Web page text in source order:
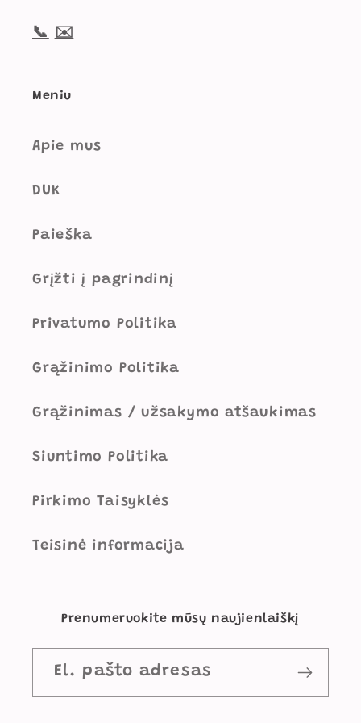
📞 ✉️
Meniu
Apie mus
DUK
Paieška
Grįžti į pagrindinį
Privatumo Politika
Grąžinimo Politika
Grąžinimas / užsakymo atšaukimas
Siuntimo Politika
Pirkimo Taisyklės
Teisinė informacija
Prenumeruokite mūsų naujienlaiškį
El. pašto adresas